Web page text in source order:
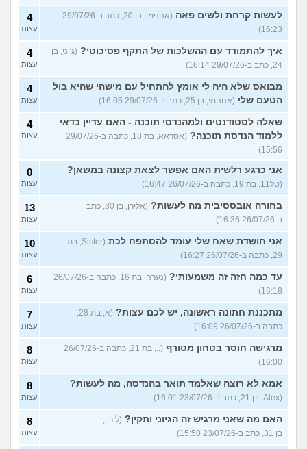
לעשות קרחת ולשים פאה
(אנונימי, בן 20, כתב ב-29/07/26
16:23)
4
עצות
איך להתמודד עם ההשלכות של התקף פסיכוטי? (ג'וני, בן
24, כתב ב-29/07/26 16:14)
4
עצות
מבואס שלא היה לי אומץ להתחיל עם מישהי שהיא בול
הטעם שלי (אנונימי, בן 25, כתב ב-29/07/26 16:05)
4
עצות
שאלה לסטודנטים ולמהנדסי תוכנה - האם עדיין כדאי
ללמוד הנדסת תוכנה?
(אסראא, בת 18, כתבה ב-29/07/26
15:56)
4
עצות
אני כרגע רלשית האם אפשר לצאת קצונה במשאן?
(טל11, בת 19, כתבה ב-26/07/26 16:47)
0
עצות
בחורה אובססיבית מה לעשות?
(אלירן, בן 30, כתב
ב-26/07/26 16:36)
13
עצות
אני חושדת שאח שלי עומד להסתפח לכת
(Sister, בת
29, כתבה ב-26/07/26 16:27)
10
עצות
עד כמה חזה זה משמעותי?
(נערה, בת 16, כתבה ב-26/07/26
16:18)
6
עצות
מתכננת חתונה ראשונה, יש לכם עצות?
(א, בת 28,
כתבה ב-26/07/26 16:09)
7
עצות
מרגישה חוסר בטחון מטורף
(.., בת 21, כתבה ב-26/07/26
16:00)
8
עצות
אמא לא רוצה שאלמד תואר בהנדסה, מה לעשות?
(Alex, בן 21, כתב ב-23/07/26 16:01)
8
עצות
האם מה שאני מרגיש זה הגיוני ותקין? (לירון,
בן 31, כתב ב-23/07/26 15:50)
8
עצות